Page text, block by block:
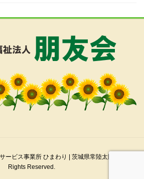
ービス事業所 ひまわり | 茨城県常陸太田市 All
Rights Reserved.